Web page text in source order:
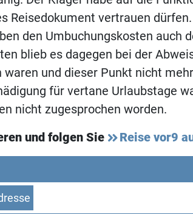
Reisedokument vertrauen
den Umbuchungskosten auch
blieb es dagegen bei der
waren und dieser Punkt nicht
für vertane Urlaubstage
nicht zugesprochen worden.
und folgen Sie
Reise vor9